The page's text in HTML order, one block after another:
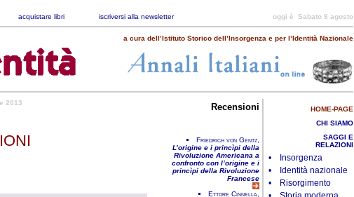
acquistare libri iscriversi alla newsletter oggi è Sabato 8 agosto
a cura dell’Istituto Storico dell’Insorgenza e per l’Identità Nazionale
2013 Recensioni
Friedrich von Gentz,
L’origine e i princìpi della
Rivoluzione Americana a
confronto con l’origine e i
princìpi della Rivoluzione
Francese
Ettore Cinnella,
HOME-PAGE
CHI SIAMO
SAGGI E
RELAZIONI
• Insorgenza
• Identità nazionale
• Risorgimento